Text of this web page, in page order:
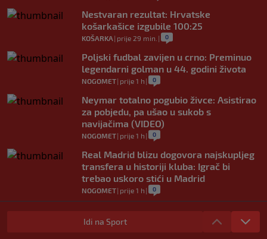
Nestvaran rezultat: Hrvatske
košarkašice izgubile 100:25
KOŠARKA | prije 29 min. | 0
Poljski fudbal zavijen u crno: Preminuo
legendarni golman u 44. godini života
NOGOMET| prije 1 h | 0
Neymar totalno pogubio živce: Asistirao
za pobjedu, pa ušao u sukob s
navijačima (VIDEO)
NOGOMET| prije 1 h | 0
Real Madrid blizu dogovora najskupljeg
transfera u historiji kluba: Igrač bi
trebao uskoro stići u Madrid
NOGOMET| prije 1 h | 0
Lara Gut-Behrami završila karijeru:
Jedna od najvećih skijašica svih
Idi na Sport